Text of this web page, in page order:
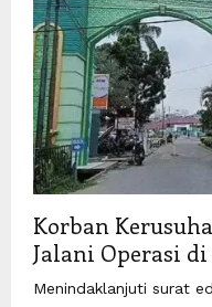
Korban
Jalani Operasi di
Menindaklanjuti surat